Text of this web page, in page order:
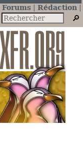
Forums
Rédaction